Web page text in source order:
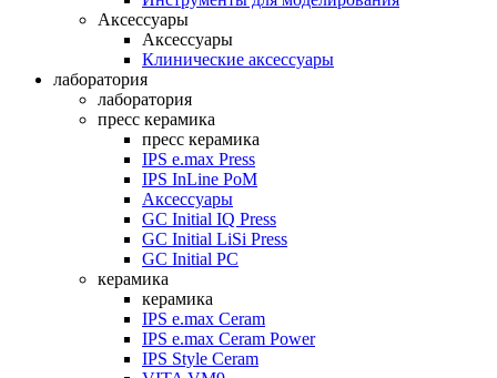
Аксессуары
Аксессуары
Клинические аксессуары
лаборатория
лаборатория
пресс керамика
пресс керамика
IPS e.max Press
IPS InLine PoM
Аксессуары
GC Initial IQ Press
GC Initial LiSi Press
GC Initial PC
керамика
керамика
IPS e.max Ceram
IPS e.max Ceram Power
IPS Style Ceram